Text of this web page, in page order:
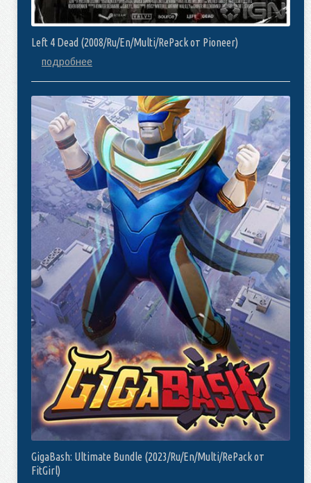
Left 4 Dead (2008/Ru/En/Multi/RePack от Pioneer)
подробнее
GigaBash: Ultimate Bundle (2023/Ru/En/Multi/RePack от
FitGirl)